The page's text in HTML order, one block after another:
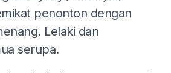
penonton dengan
Lelaki dan
serupa.